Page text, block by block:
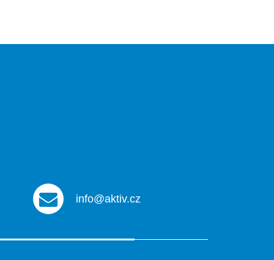
info@aktiv.cz